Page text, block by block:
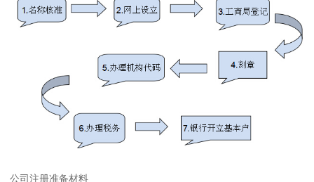
公司注册准备材料